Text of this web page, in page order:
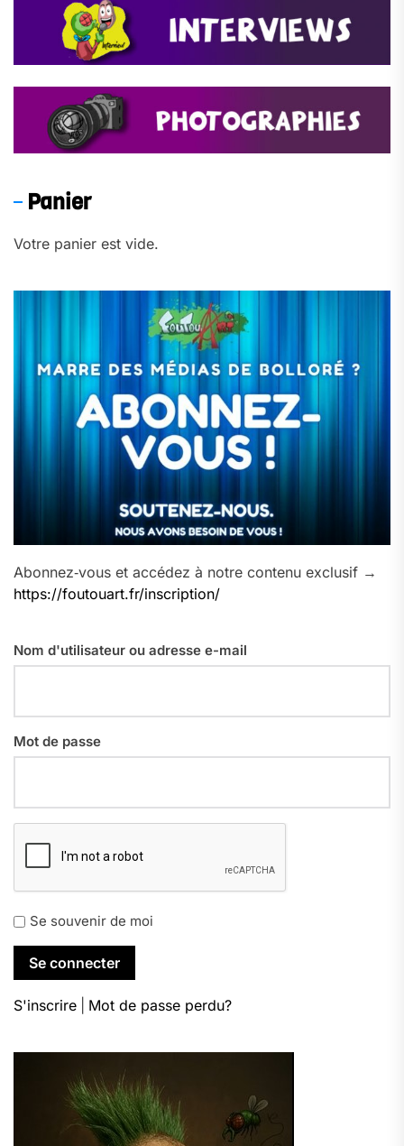
Panier
Votre panier est vide.
Abonnez‑vous et accédez à notre contenu exclusif →
https://foutouart.fr/inscription/
Nom d'utilisateur ou adresse e-mail
Mot de passe
Se souvenir de moi
S'inscrire Mot de passe perdu?